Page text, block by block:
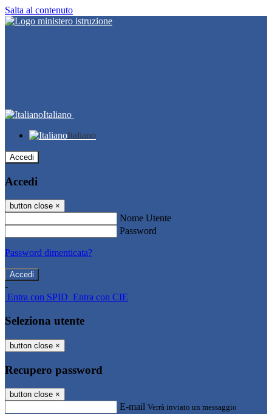
Salta al contenuto
Italiano
Italiano
Accedi
Accedi
button close ×
Nome Utente
Password
Password dimenticata?
-
Entra con SPID Entra con CIE
Seleziona utente
button close ×
Recupero password
button close ×
E-mail Verrà inviato un messaggio